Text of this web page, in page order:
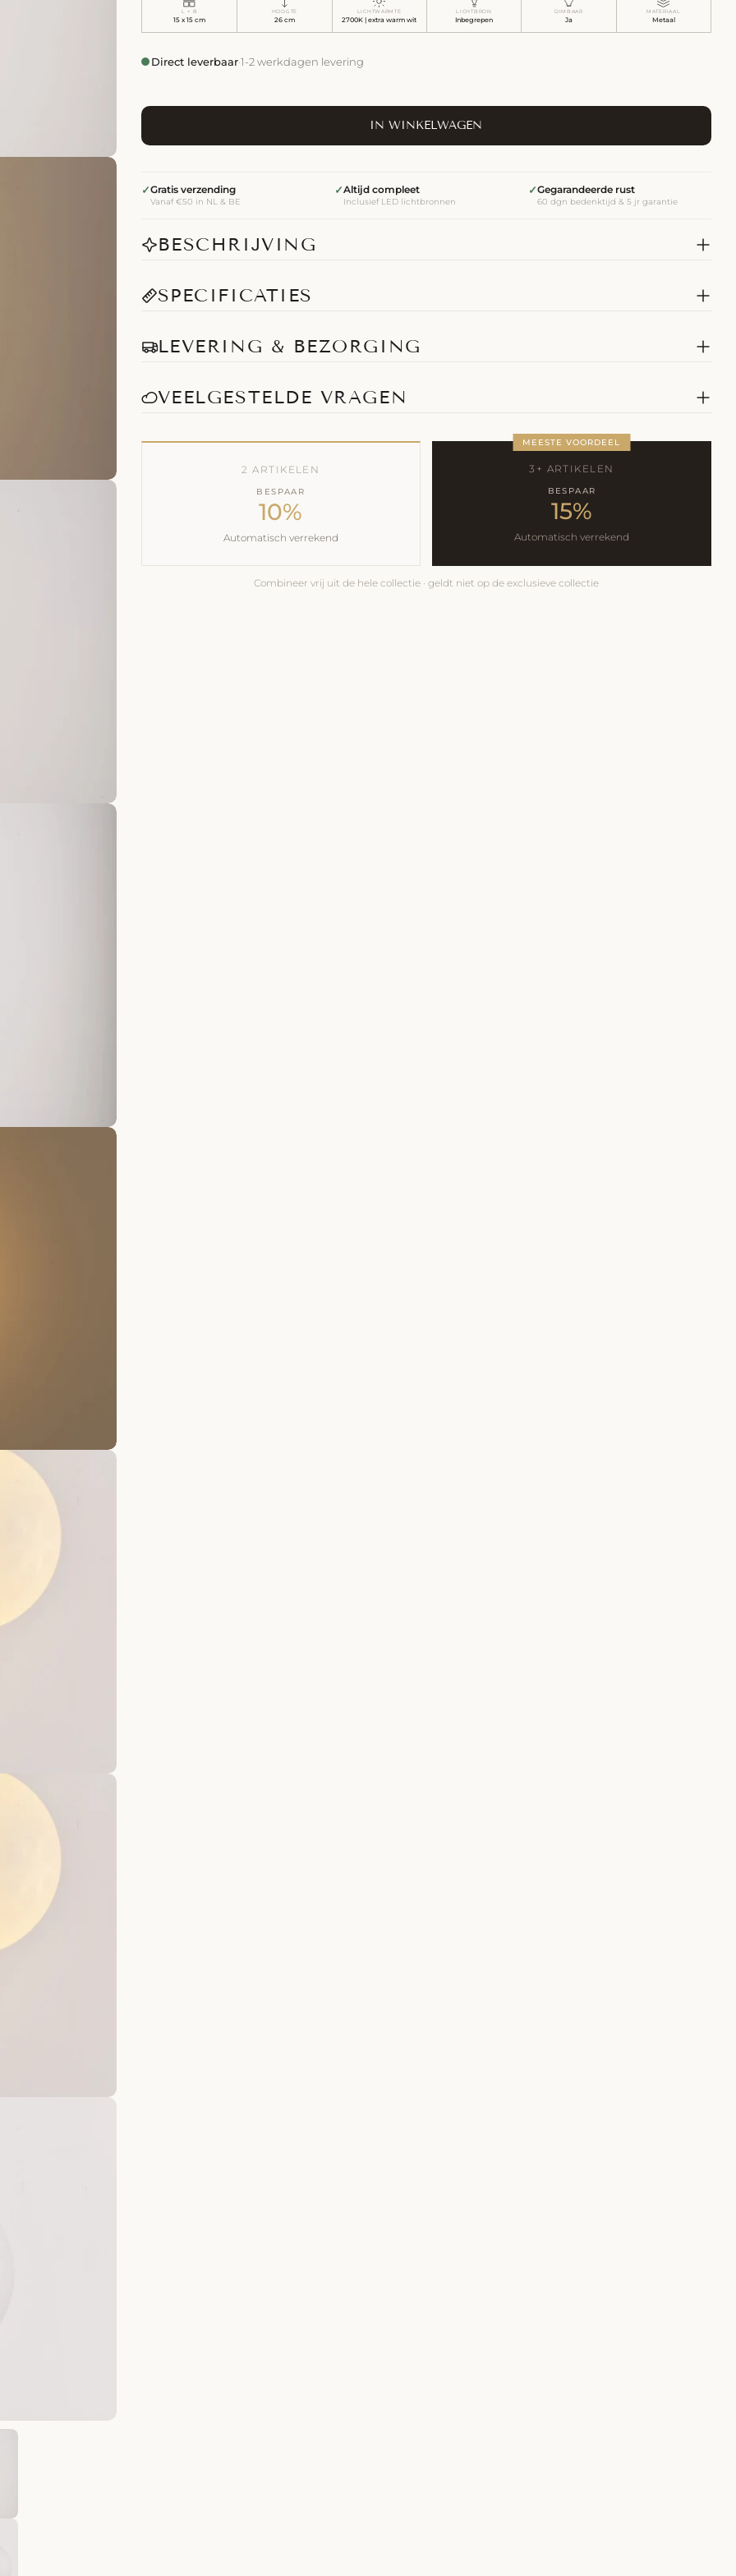
L × B
15 x 15 cm
HOOGTE
26 cm
LICHTWARMTE
2700K | extra warm wit
LICHTBRON
Inbegrepen
DIMBAAR
Ja
MATERIAAL
Metaal
Direct leverbaar·1-2 werkdagen levering
IN WINKELWAGEN
✓Gratis verzending
Vanaf €50 in NL & BE
✓Altijd compleet
Inclusief LED lichtbronnen
✓Gegarandeerde rust
60 dgn bedenktijd & 5 jr garantie
BESCHRIJVING
SPECIFICATIES
LEVERING & BEZORGING
VEELGESTELDE VRAGEN
2 ARTIKELEN
BESPAAR
10%
Automatisch verrekend
MEESTE VOORDEEL
3+ ARTIKELEN
BESPAAR
15%
Automatisch verrekend
Combineer vrij uit de hele collectie · geldt niet op de exclusieve collectie